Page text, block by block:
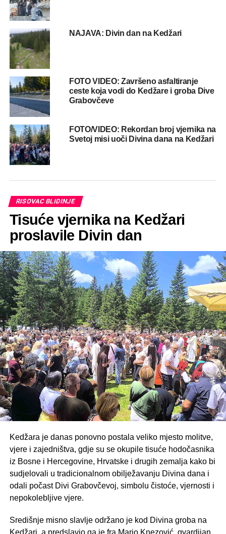
NAJAVA: Divin dan na Kedžari
FOTO VIDEO: Završeno asfaltiranje
ceste koja vodi do Kedžare i groba Dive
Grabovčeve
FOTO/VIDEO: Rekordan broj vjernika na
Svetoj misi uoči Divina dana na Kedžari
RISOVAC BLIDINJE
Tisuće vjernika na Kedžari
proslavile Divin dan
Kedžara je danas ponovno postala veliko mjesto molitve,
vjere i zajedništva, gdje su se okupile tisuće hodočasnika
iz Bosne i Hercegovine, Hrvatske i drugih zemalja kako bi
sudjelovali u tradicionalnom obilježavanju Divina dana i
odali počast Divi Grabovčevoj, simbolu čistoće, vjernosti i
nepokolebljive vjere.
Središnje misno slavlje održano je kod Divina groba na